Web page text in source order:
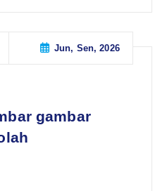
Jun, Sen, 2026
gambar